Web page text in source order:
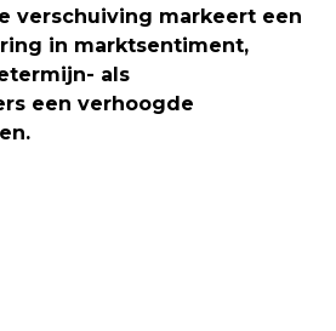
verschuiving markeert een
in marktsentiment,
als
een verhoogde